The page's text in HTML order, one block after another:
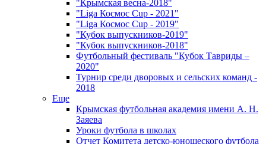
"Крымская весна-2018"
"Liga Космос Cup - 2021"
"Liga Космос Cup - 2019"
"Кубок выпускников-2019"
"Кубок выпускников-2018"
Футбольный фестиваль "Кубок Тавриды –
2020"
Турнир среди дворовых и сельских команд -
2018
Еще
Крымская футбольная академия имени А. Н.
Заяева
Уроки футбола в школах
Отчет Комитета детско-юношеского футбола